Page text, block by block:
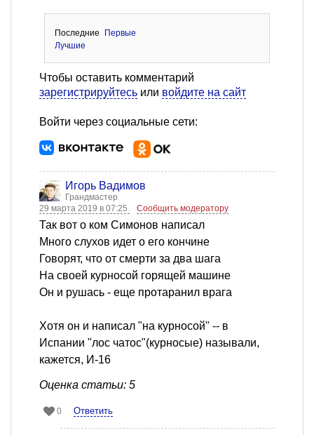
Последние
Первые
Лучшие
Чтобы оставить комментарий
зарегистрируйтесь или войдите на сайт
Войти через социальные сети:
Игорь Вадимов
Грандмастер
29 марта 2019 в 07:25
Сообщить модератору
Так вот о ком Симонов написал
Много слухов идет о его кончине
Говорят, что от смерти за два шага
На своей курносой горящей машине
Он и рушась - еще протаранил врага
Хотя он и написал "на курносой" -- в
Испании "лос чатос"(курносые) называли,
кажется, И-16
Оценка статьи: 5
0 Ответить